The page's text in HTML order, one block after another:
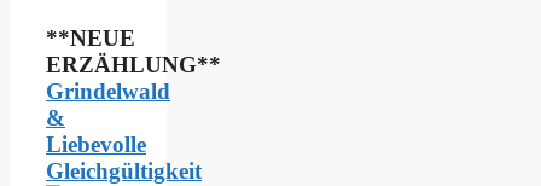
**NEUE
ERZÄHLUNG**
Grindelwald
&
Liebevolle
Gleichgültigkeit